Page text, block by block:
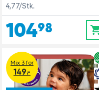
4,77/Stk.
104,98 0
Mix 3 for
149.-